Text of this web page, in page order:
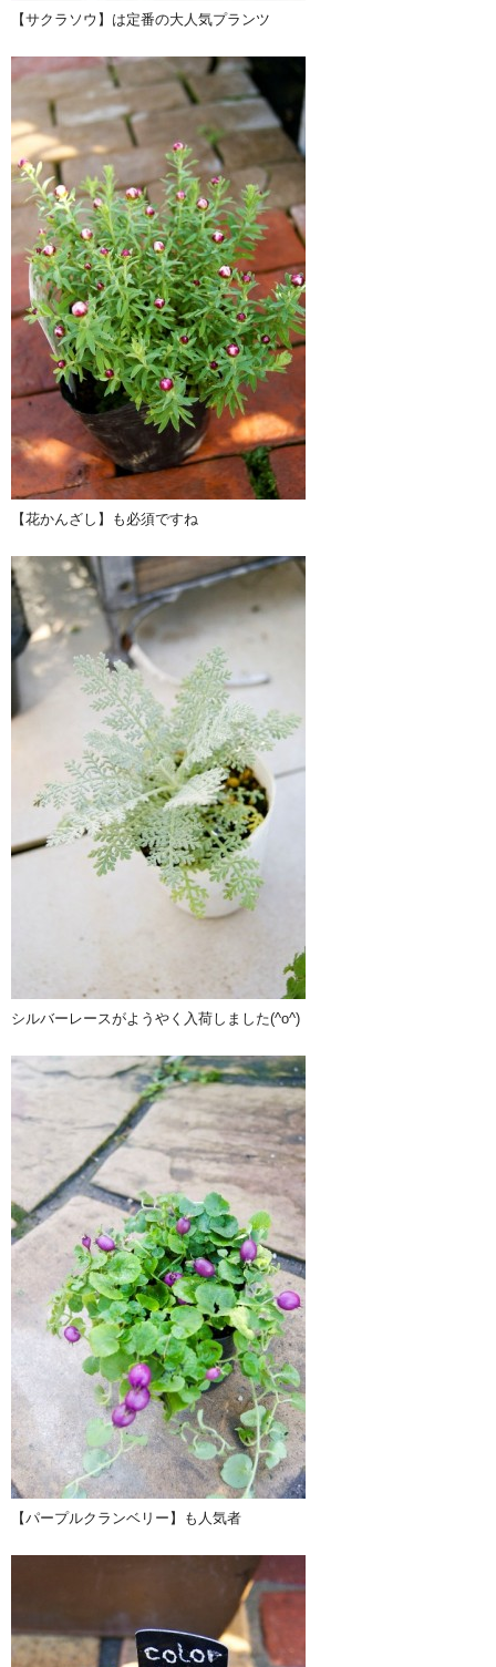
【サクラソウ】は定番の大人気プランツ
【花かんざし】も必須ですね
シルバーレースがようやく入荷しました(^o^)
【パープルクランベリー】も人気者